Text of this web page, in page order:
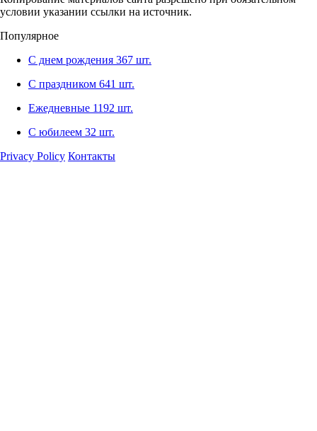
условии указании ссылки на источник.
Популярное
С днем рождения 367 шт.
С праздником 641 шт.
Ежедневные 1192 шт.
С юбилеем 32 шт.
Privacy Policy Контакты